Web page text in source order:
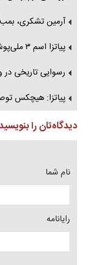
آرمین تشکری،
پیاتزا اسم ۳ ملی‌پوش را خط زد
رسوایی تاریخی در
پیاتزا: هیچکس
دیدگاه‌تان را
نام شما
رایانامه